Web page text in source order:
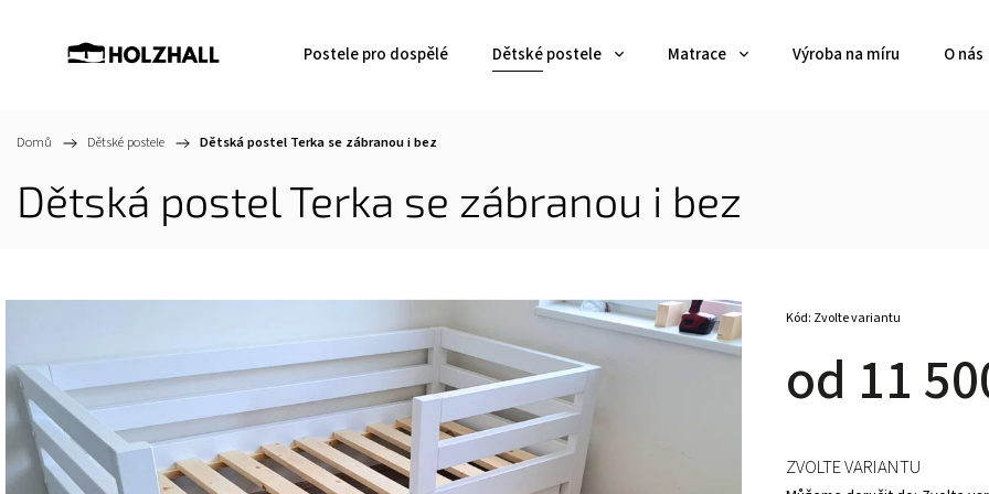
Postele pro dospělé Dětské postele Matrace Výroba na míru O nás
Domů / Dětské postele / Dětská postel Terka se zábranou i bez
Dětská postel Terka se zábranou i bez
od 11
Kód: Zvolte variantu
ZVOLTE VARIANTU